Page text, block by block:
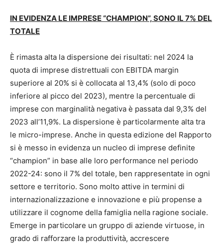
IN EVIDENZA LE IMPRESE “CHAMPION”, SONO IL 7% DEL
TOTALE
È rimasta alta la dispersione dei risultati: nel 2024 la
quota di imprese distrettuali con EBITDA margin
superiore al 20% si è collocata al 13,4% (solo di poco
inferiore al picco del 2023), mentre la percentuale di
imprese con marginalità negativa è passata dal 9,3% del
2023 all’11,9%. La dispersione è particolarmente alta tra
le micro-imprese. Anche in questa edizione del Rapporto
si è messo in evidenza un nucleo di imprese definite
“champion” in base alle loro performance nel periodo
2022-24: sono il 7% del totale, ben rappresentate in ogni
settore e territorio. Sono molto attive in termini di
internazionalizzazione e innovazione e più propense a
utilizzare il cognome della famiglia nella ragione sociale.
Emerge in particolare un gruppo di aziende virtuose, in
grado di rafforzare la produttività, accrescere